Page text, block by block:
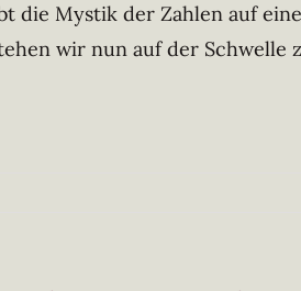
die Mystik der Zahlen auf
wir nun auf der Schwelle